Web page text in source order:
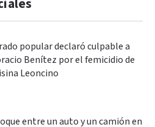
popular declaró culpable a
Benítez por el femicidio de
Leoncino
entre un auto y un camión en